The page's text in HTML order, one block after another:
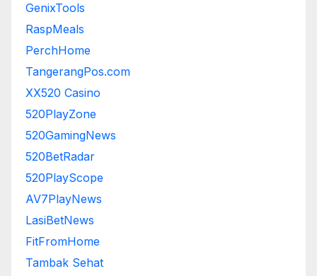
GenixTools
RaspMeals
PerchHome
TangerangPos.com
XX520 Casino
520PlayZone
520GamingNews
520BetRadar
520PlayScope
AV7PlayNews
LasiBetNews
FitFromHome
Tambak Sehat